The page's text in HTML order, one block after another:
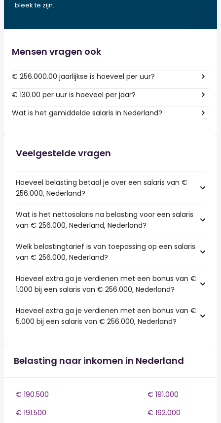
bleek te zijn.
Mensen vragen ook
€ 256.000.00 jaarlijkse is hoeveel per uur?
€ 130.00 per uur is hoeveel per jaar?
Wat is het gemiddelde salaris in Nederland?
Veelgestelde vragen
Hoeveel belasting betaal je over een salaris van €
256.000, Nederland?
Wat is het nettosalaris na belasting voor een salaris
van € 256.000, Nederland, Nederland?
Welk belastingtarief is van toepassing op een salaris
van € 256.000, Nederland?
Hoeveel extra ga je verdienen met een bonus van €
1.000 bij een salaris van € 256.000, Nederland?
Hoeveel extra ga je verdienen met een bonus van €
5.000 bij een salaris van € 256.000, Nederland?
Belasting naar inkomen in Nederland
€ 190.500
€ 191.000
€ 191.500
€ 192.000